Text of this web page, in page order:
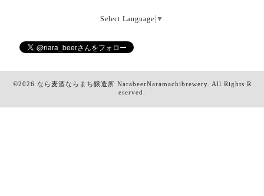
Select Language ▼
©2026 なら麦酒ならまち醸造所 NarabeerNaramachibrewery. All Rights R
eserved.